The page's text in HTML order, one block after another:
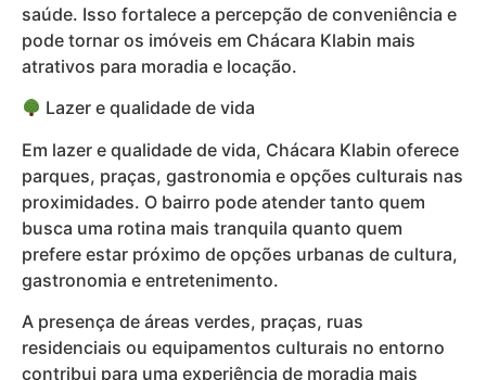
saúde. Isso fortalece a percepção de conveniência e
pode tornar os imóveis em Chácara Klabin mais
atrativos para moradia e locação.
Lazer e qualidade de vida
Em lazer e qualidade de vida, Chácara Klabin oferece
parques, praças, gastronomia e opções culturais nas
proximidades. O bairro pode atender tanto quem
busca uma rotina mais tranquila quanto quem
prefere estar próximo de opções urbanas de cultura,
gastronomia e entretenimento.
A presença de áreas verdes, praças, ruas
residenciais ou equipamentos culturais no entorno
contribui para uma experiência de moradia mais